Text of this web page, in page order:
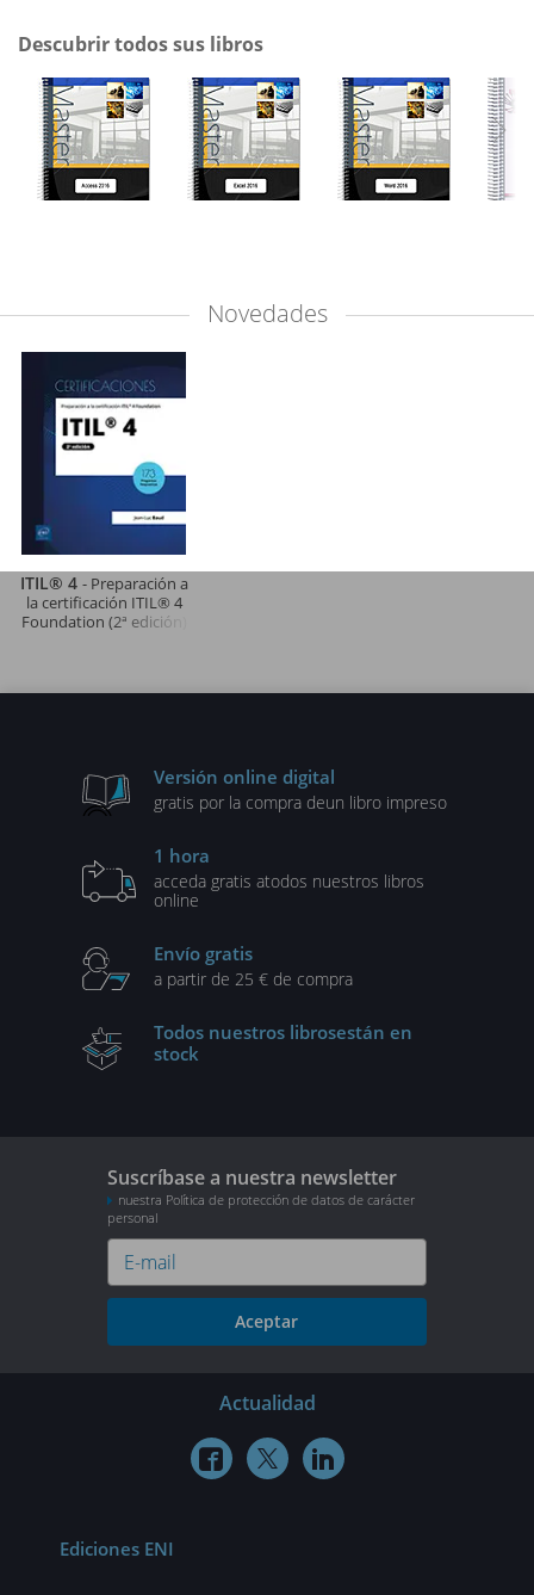
Descubrir todos sus libros
Novedades
ITIL® 4 - Preparación a
la certificación ITIL® 4
Foundation (2ª edición)
Versión online digital
gratis por la compra deun libro impreso
1 hora
acceda gratis atodos nuestros libros
online
Envío gratis
a partir de 25 € de compra
Todos nuestros librosestán en
stock
Suscríbase a nuestra newsletter
nuestra Política de protección de datos de carácter
personal
Aceptar
Actualidad
  
Ediciones ENI